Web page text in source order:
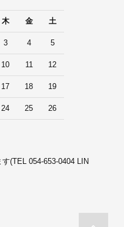
木 金 土
3 4 5
10 11 12
17 18 19
24 25 26
(TEL 054-653-0404 LIN